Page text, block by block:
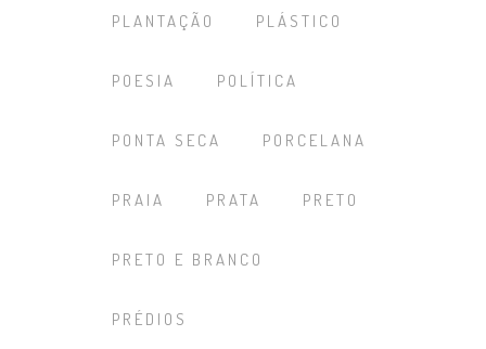
PLANTAÇÃO PLÁSTICO
POESIA POLÍTICA
PONTA SECA PORCELANA
PRAIA PRATA PRETO
PRETO E BRANCO
PRÉDIOS